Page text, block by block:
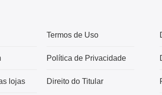
lojas
Termos de Uso
Política de Privacidade
Direito do Titular